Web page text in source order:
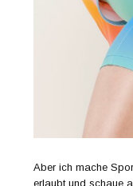
Aber ich mache
erlaubt und schaue